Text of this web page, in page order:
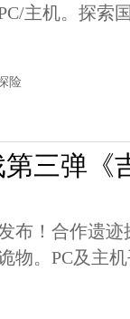
主机。探索
险
三弹《
布！合作遗
物。PC及主